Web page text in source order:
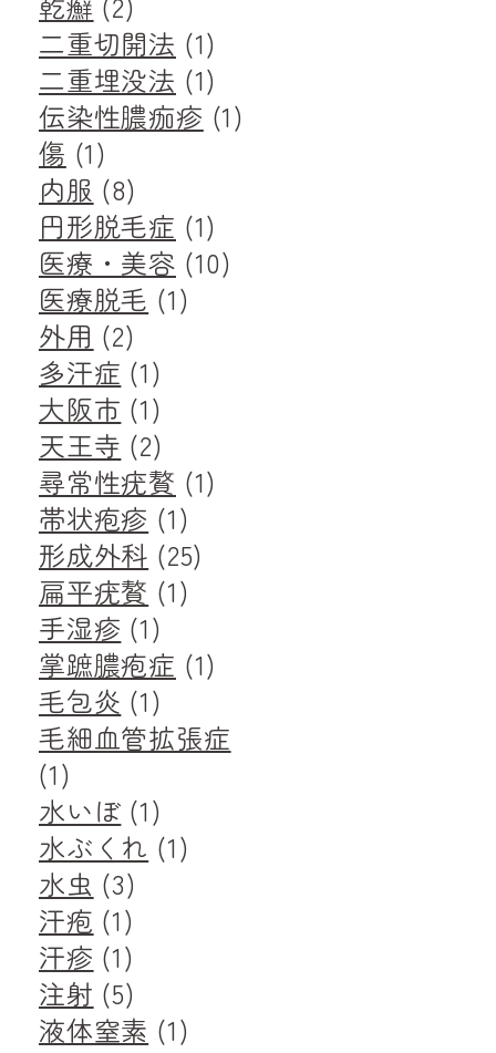
二重切開法 (1)
二重埋没法 (1)
伝染性膿痂疹 (1)
傷 (1)
内服 (8)
円形脱毛症 (1)
医療・美容 (10)
医療脱毛 (1)
外用 (2)
多汗症 (1)
大阪市 (1)
天王寺 (2)
尋常性疣贅 (1)
帯状疱疹 (1)
形成外科 (25)
扁平疣贅 (1)
手湿疹 (1)
掌蹠膿疱症 (1)
毛包炎 (1)
毛細血管拡張症
(1)
水いぼ (1)
水ぶくれ (1)
水虫 (3)
汗疱 (1)
汗疹 (1)
注射 (5)
液体窒素 (1)